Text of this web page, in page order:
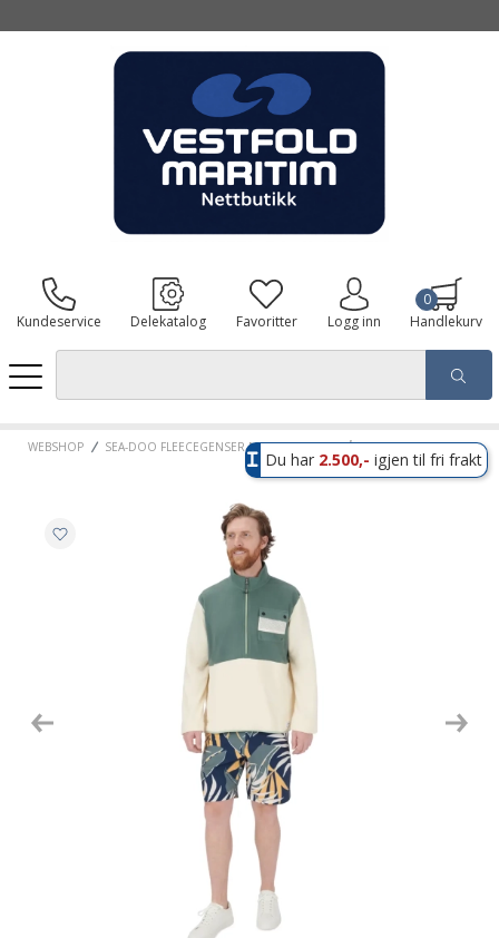
Kundeservice Delekatalog Favoritter Logg inn Handlekurv
0
WEBSHOP SEA-DOO FLEECEGENSER MED HALV GLIDELÅS, HERRE
Du har 2.500,- igjen til fri frakt
Previous Next